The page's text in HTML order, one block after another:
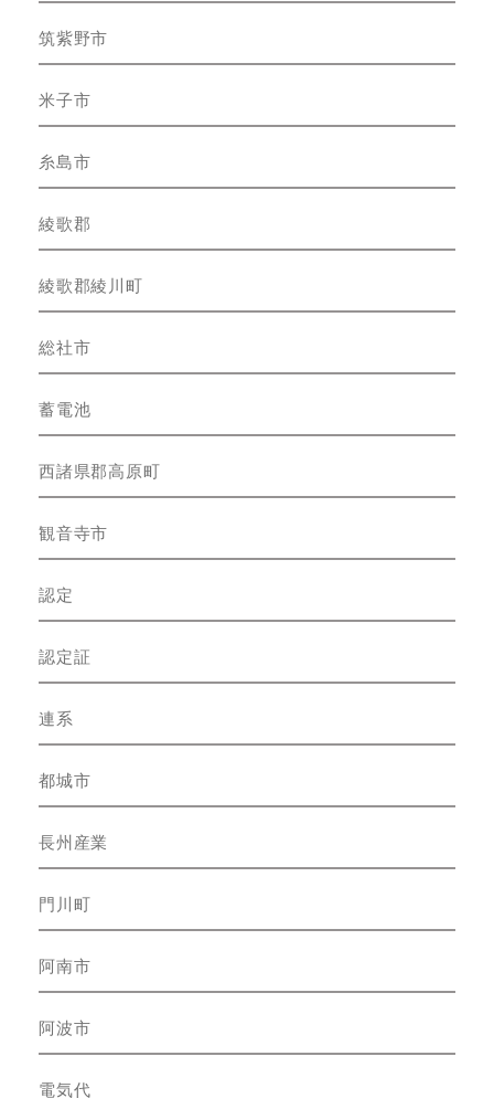
筑紫野市
米子市
糸島市
綾歌郡
綾歌郡綾川町
総社市
蓄電池
西諸県郡高原町
観音寺市
認定
認定証
連系
都城市
長州産業
門川町
阿南市
阿波市
電気代